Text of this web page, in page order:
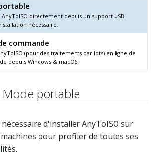
Mode portable
d'installer AnyToISO sur
pour profiter de toutes ses
AnyToISO directement depuis un support USB.
nécessaire.
commande
(pour des traitements par lots) en ligne de
depuis Windows & macOS.